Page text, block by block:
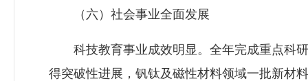
（六）社会事业全面发展
科技教育事业成效明显。全年完成重点科研
得突破性进展，钒钛及磁性材料领域一批新材